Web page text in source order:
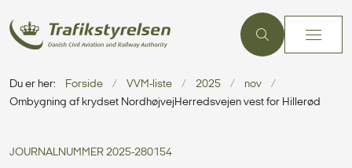
Du er her: Forside VVM-liste 2025
nov
Ombygning af krydset NordhøjvejHerredsvejen vest for Hillerød
JOURNALNUMMER 2025-280154